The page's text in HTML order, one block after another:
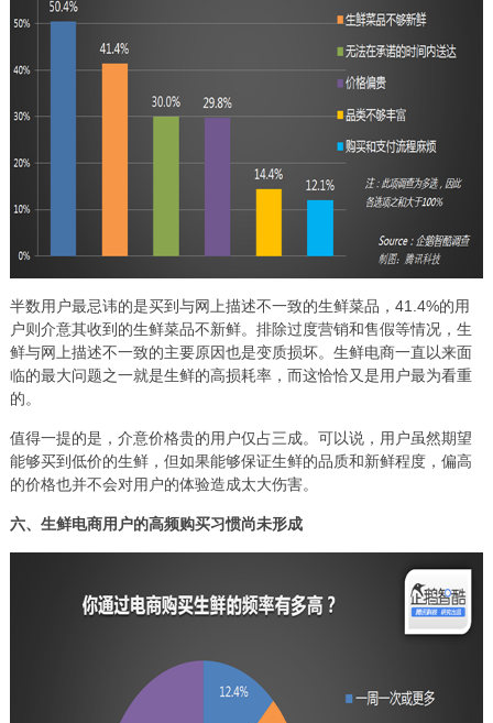
半数用户最忌讳的是买到与网上描述不一致的生鲜菜品，41.4%的用
户则介意其收到的生鲜菜品不新鲜。排除过度营销和售假等情况，生
鲜与网上描述不一致的主要原因也是变质损坏。生鲜电商一直以来面
临的最大问题之一就是生鲜的高损耗率，而这恰恰又是用户最为看重
的。
值得一提的是，介意价格贵的用户仅占三成。可以说，用户虽然期望
能够买到低价的生鲜，但如果能够保证生鲜的品质和新鲜程度，偏高
的价格也并不会对用户的体验造成太大伤害。
六、生鲜电商用户的高频购买习惯尚未形成